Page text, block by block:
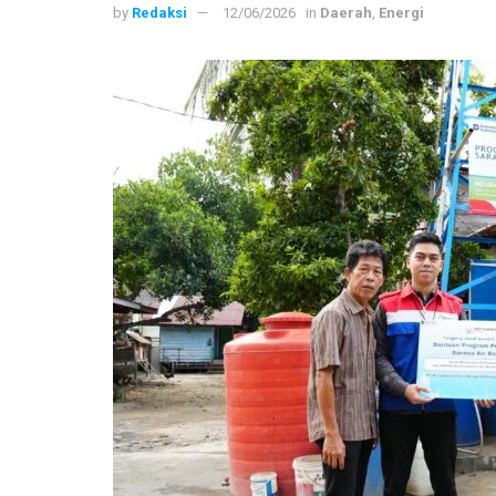
by Redaksi 12/06/2026 in Daerah Energi